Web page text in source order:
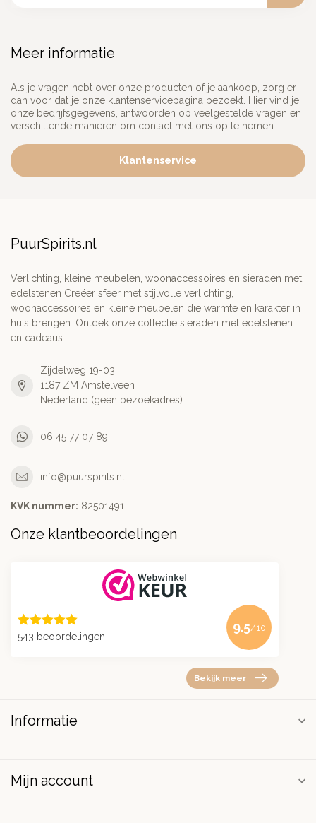
Meer informatie
Als je vragen hebt over onze producten of je aankoop, zorg er
dan voor dat je onze klantenservicepagina bezoekt. Hier vind je
onze bedrijfsgegevens, antwoorden op veelgestelde vragen en
verschillende manieren om contact met ons op te nemen.
Klantenservice
PuurSpirits.nl
Verlichting, kleine meubelen, woonaccessoires en sieraden met
edelstenen Creëer sfeer met stijlvolle verlichting,
woonaccessoires en kleine meubelen die warmte en karakter in
huis brengen. Ontdek onze collectie sieraden met edelstenen
en cadeaus.
Zijdelweg 19-03
1187 ZM Amstelveen
Nederland (geen bezoekadres)
06 45 77 07 89
info@puurspirits.nl
KVK nummer: 82501491
Onze klantbeoordelingen
543 beoordelingen
9.5/10
Bekijk meer
Informatie
Mijn account